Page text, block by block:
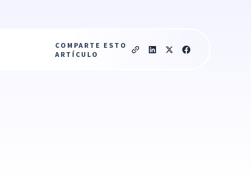
COMPARTE ESTO
ARTÍCULO